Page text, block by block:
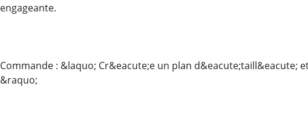
engageante.
Commande : &laquo; Cr&eacute;e un plan d&eacute;taill&eacute;
&raquo;